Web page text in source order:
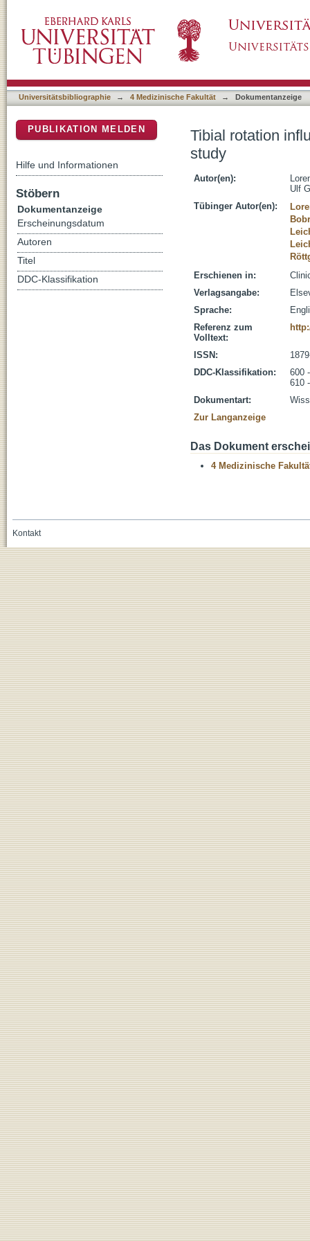
Universitätsbibliographie → 4 Medizinische Fakultät → Dokumentanzeige
Tibial rotation
study
Autor(en):
Ulf
Tübinger Autor(en):
Erschienen in:
Verlagsangabe:
Sprache:
Referenz zum
Volltext:
ISSN:
DDC-Klassifikation:
600
610
Dokumentart:
Zur Langanzeige
Das Dokument
4 Medizinische
PUBLIKATION MELDEN
Hilfe und Informationen
Stöbern
Dokumentanzeige
Erscheinungsdatum
Autoren
Titel
DDC-Klassifikation
Kontakt